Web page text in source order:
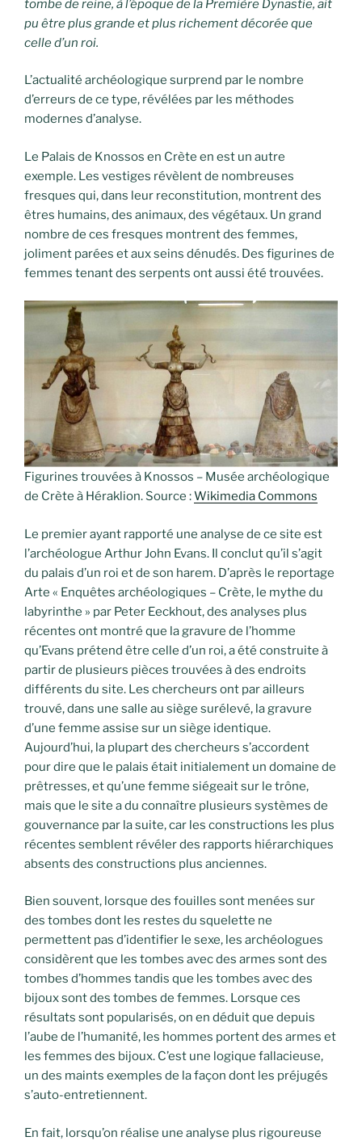
tombe de reine, à l’époque de la Première Dynastie, ait
pu être plus grande et plus richement décorée que
celle d’un roi.
L’actualité archéologique surprend par le nombre
d’erreurs de ce type, révélées par les méthodes
modernes d’analyse.
Le Palais de Knossos en Crète en est un autre
exemple. Les vestiges révèlent de nombreuses
fresques qui, dans leur reconstitution, montrent des
êtres humains, des animaux, des végétaux. Un grand
nombre de ces fresques montrent des femmes,
joliment parées et aux seins dénudés. Des figurines de
femmes tenant des serpents ont aussi été trouvées.
Figurines trouvées à Knossos – Musée archéologique
de Crète à Héraklion. Source :Wikimedia Commons
Le premier ayant rapporté une analyse de ce site est
l’archéologue Arthur John Evans. Il conclut qu’il s’agit
du palais d’un roi et de son harem. D’après le reportage
Arte « Enquêtes archéologiques – Crète, le mythe du
labyrinthe » par Peter Eeckhout, des analyses plus
récentes ont montré que la gravure de l’homme
qu’Evans prétend être celle d’un roi, a été construite à
partir de plusieurs pièces trouvées à des endroits
différents du site. Les chercheurs ont par ailleurs
trouvé, dans une salle au siège surélevé, la gravure
d’une femme assise sur un siège identique.
Aujourd’hui, la plupart des chercheurs s’accordent
pour dire que le palais était initialement un domaine de
prêtresses, et qu’une femme siégeait sur le trône,
mais que le site a du connaître plusieurs systèmes de
gouvernance par la suite, car les constructions les plus
récentes semblent révéler des rapports hiérarchiques
absents des constructions plus anciennes.
Bien souvent, lorsque des fouilles sont menées sur
des tombes dont les restes du squelette ne
permettent pas d’identifier le sexe, les archéologues
considèrent que les tombes avec des armes sont des
tombes d’hommes tandis que les tombes avec des
bijoux sont des tombes de femmes. Lorsque ces
résultats sont popularisés, on en déduit que depuis
l’aube de l’humanité, les hommes portent des armes et
les femmes des bijoux. C’est une logique fallacieuse,
un des maints exemples de la façon dont les préjugés
s’auto-entretiennent.
En fait, lorsqu’on réalise une analyse plus rigoureuse